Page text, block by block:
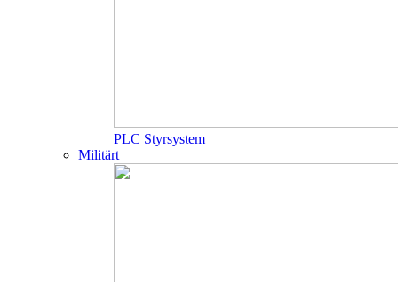
PLC Styrsystem
Militärt